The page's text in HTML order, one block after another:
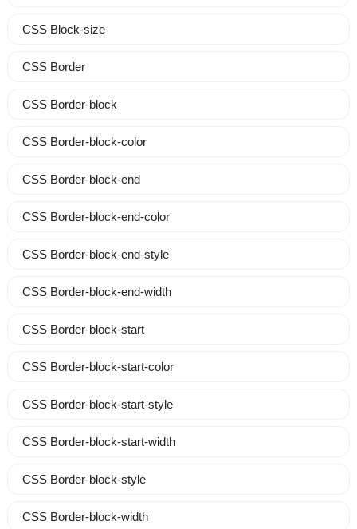
CSS Block-size
CSS Border
CSS Border-block
CSS Border-block-color
CSS Border-block-end
CSS Border-block-end-color
CSS Border-block-end-style
CSS Border-block-end-width
CSS Border-block-start
CSS Border-block-start-color
CSS Border-block-start-style
CSS Border-block-start-width
CSS Border-block-style
CSS Border-block-width